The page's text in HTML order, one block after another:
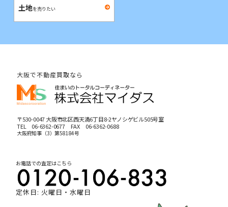
土地を売りたい
大阪で不動産買取なら
〒530-0047 大阪市北区西天満6丁目8-2ヤノシゲビル505号室
TEL 06-6362-0677FAX 06-6362-0688
大阪府知事（3）第58184号
お電話での査定はこちら
定休日: 火曜日・水曜日